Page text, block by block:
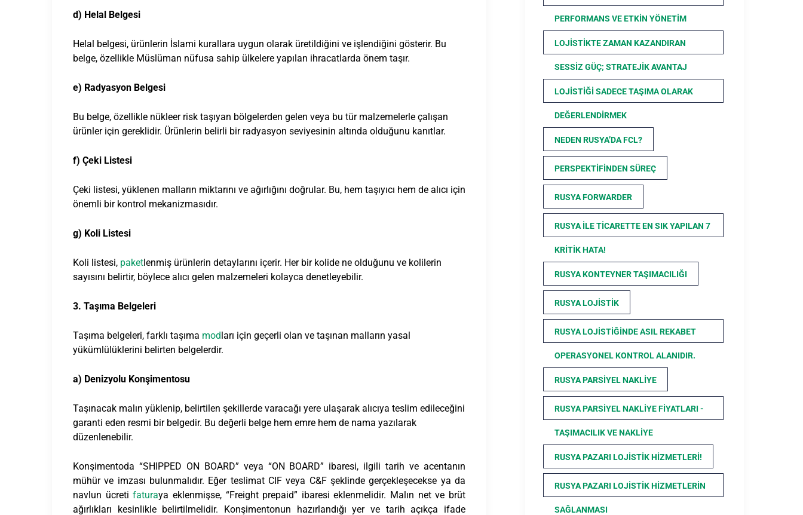
d) Helal Belgesi
Helal belgesi, ürünlerin İslami kurallara uygun olarak üretildiğini ve işlendiğini gösterir. Bu
belge, özellikle Müslüman nüfusa sahip ülkelere yapılan ihracatlarda önem taşır.
e) Radyasyon Belgesi
Bu belge, özellikle nükleer risk taşıyan bölgelerden gelen veya bu tür malzemelerle çalışan
ürünler için gereklidir. Ürünlerin belirli bir radyasyon seviyesinin altında olduğunu kanıtlar.
f) Çeki Listesi
Çeki listesi, yüklenen malların miktarını ve ağırlığını doğrular. Bu, hem taşıyıcı hem de alıcı için
önemli bir kontrol mekanizmasıdır.
g) Koli Listesi
Koli listesi, paketlenmiş ürünlerin detaylarını içerir. Her bir kolide ne olduğunu ve kolilerin
sayısını belirtir, böylece alıcı gelen malzemeleri kolayca denetleyebilir.
3. Taşıma Belgeleri
Taşıma belgeleri, farklı taşıma modları için geçerli olan ve taşınan malların yasal
yükümlülüklerini belirten belgelerdir.
a) Denizyolu Konşimentosu
Taşınacak malın yüklenip, belirtilen şekillerde varacağı yere ulaşarak alıcıya teslim edileceğini
garanti eden resmi bir belgedir. Bu değerli belge hem emre hem de nama yazılarak
düzenlenebilir.
Konşimentoda “SHIPPED ON BOARD” veya “ON BOARD” ibaresi, ilgili tarih ve acentanın
mühür ve imzası bulunmalıdır. Eğer teslimat CIF veya C&F şeklinde gerçekleşecekse ya da
navlun ücretifaturaya eklenmişse, “Freight prepaid” ibaresi eklenmelidir. Malın net ve brüt
ağırlıkları kesinlikle belirtilmelidir. Konşimentonun hazırlandığı yer ve tarih açıkça ifade
PERFORMANS VE ETKIN YÖNETIM
LOJISTIKTE ZAMAN KAZANDIRAN
SESSIZ GÜÇ; STRATEJIK AVANTAJ
LOJISTIĞI SADECE TAŞIMA OLARAK
DEĞERLENDIRMEK
NEDEN RUSYA’DA FCL?
PERSPEKTIFINDEN SÜREÇ
RUSYA FORWARDER
RUSYA ILE TICARETTE EN SIK YAPILAN 7
KRITIK HATA!
RUSYA KONTEYNER TAŞIMACILIĞI
RUSYA LOJISTIK
RUSYA LOJISTIĞINDE ASIL REKABET
OPERASYONEL KONTROL ALANIDIR.
RUSYA PARSIYEL NAKLIYE
RUSYA PARSIYEL NAKLIYE FIYATLARI -
TAŞIMACILIK VE NAKLIYE
RUSYA PAZARI LOJISTIK HIZMETLERI!
RUSYA PAZARI LOJISTIK HIZMETLERIN
SAĞLANMASI